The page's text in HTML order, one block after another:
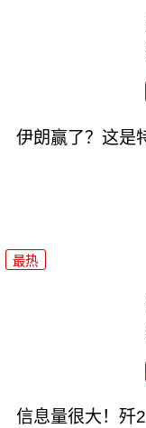
伊朗赢了？这是
最热
信息量很大！歼